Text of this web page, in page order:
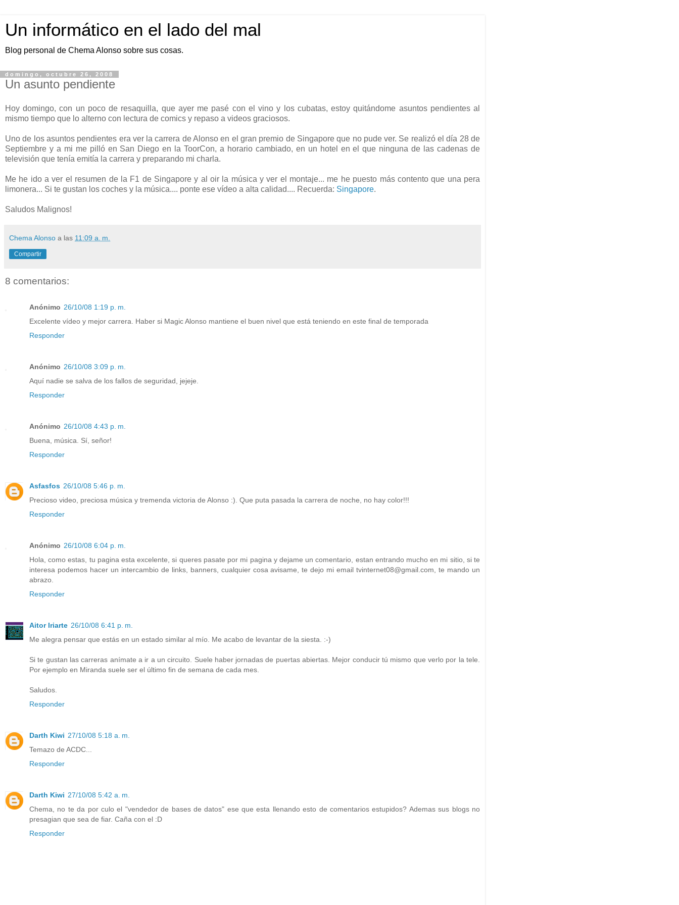
Un informático en el lado del mal
Blog personal de Chema Alonso sobre sus cosas.
domingo, octubre 26, 2008
Un asunto pendiente
Hoy domingo, con un poco de resaquilla, que ayer me pasé con el vino y los cubatas, estoy quitándome asuntos pendientes al
mismo tiempo que lo alterno con lectura de comics y repaso a videos graciosos.
Uno de los asuntos pendientes era ver la carrera de Alonso en el gran premio de Singapore que no pude ver. Se realizó el día 28 de
Septiembre y a mi me pilló en San Diego en la ToorCon, a horario cambiado, en un hotel en el que ninguna de las cadenas de
televisión que tenía emitía la carrera y preparando mi charla.
Me he ido a ver el resumen de la F1 de Singapore y al oir la música y ver el montaje... me he puesto más contento que una pera
limonera... Si te gustan los coches y la música.... ponte ese vídeo a alta calidad.... Recuerda: Singapore.
Saludos Malignos!
Chema Alonso a las 11:09 a. m.
Compartir
8 comentarios:
Anónimo 26/10/08 1:19 p. m.
Excelente vídeo y mejor carrera. Haber si Magic Alonso mantiene el buen nivel que está teniendo en este final de temporada
Responder
Anónimo 26/10/08 3:09 p. m.
Aquí nadie se salva de los fallos de seguridad, jejeje.
Responder
Anónimo 26/10/08 4:43 p. m.
Buena, música. Sí, señor!
Responder
Asfasfos 26/10/08 5:46 p. m.
Precioso video, preciosa música y tremenda victoria de Alonso :). Que puta pasada la carrera de noche, no hay color!!!
Responder
Anónimo 26/10/08 6:04 p. m.
Hola, como estas, tu pagina esta excelente, si queres pasate por mi pagina y dejame un comentario, estan entrando mucho en mi sitio, si te
interesa podemos hacer un intercambio de links, banners, cualquier cosa avisame, te dejo mi email tvinternet08@gmail.com, te mando un
abrazo.
Responder
Aitor Iriarte 26/10/08 6:41 p. m.
Me alegra pensar que estás en un estado similar al mío. Me acabo de levantar de la siesta. :-)
Si te gustan las carreras anímate a ir a un circuito. Suele haber jornadas de puertas abiertas. Mejor conducir tú mismo que verlo por la tele.
Por ejemplo en Miranda suele ser el último fin de semana de cada mes.
Saludos.
Responder
Darth Kiwi 27/10/08 5:18 a. m.
Temazo de ACDC...
Responder
Darth Kiwi 27/10/08 5:42 a. m.
Chema, no te da por culo el "vendedor de bases de datos" ese que esta llenando esto de comentarios estupidos? Ademas sus blogs no
presagian que sea de fiar. Caña con el :D
Responder